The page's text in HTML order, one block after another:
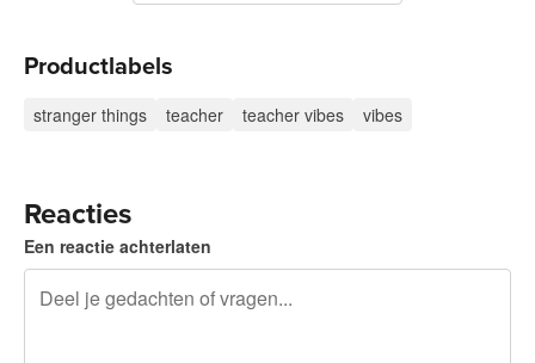
Productlabels
stranger things teacher teacher vibes vibes
Reacties
Een reactie achterlaten